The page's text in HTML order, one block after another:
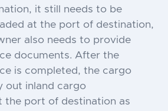
it still needs to be
at the port of destination,
also needs to provide
documents. After the
is completed, the cargo
out inland cargo
the port of destination as